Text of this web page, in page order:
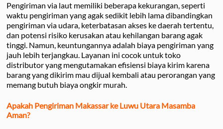
Pengiriman via laut memiliki beberapa kekurangan, seperti
waktu pengiriman yang agak sedikit lebih lama dibandingkan
pengiriman via udara, keterbatasan akses ke daerah tertentu,
dan potensi risiko kerusakan atau kehilangan barang agak
tinggi. Namun, keuntungannya adalah biaya pengiriman yang
jauh lebih terjangkau. Layanan ini cocok untuk toko
distributor yang mengutamakan efisiensi biaya kirim karena
barang yang dikirim mau dijual kembali atau perorangan yang
memang butuh biaya ongkir murah.
Apakah Pengiriman Makassar ke Luwu Utara Masamba
Aman?